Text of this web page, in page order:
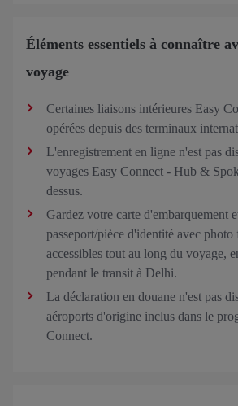
Éléments essentiels à connaître
voyage
Certaines liaisons intérieures Easy
opérées depuis des terminaux
L'enregistrement en ligne n'est pas
voyages Easy Connect - Hub &
dessus.
Gardez votre carte d'embarquement
passeport/pièce d'identité avec photo
accessibles tout au long du voyage,
pendant le transit à Delhi.
La déclaration en douane n'est pas
aéroports d'origine inclus dans le
Connect.